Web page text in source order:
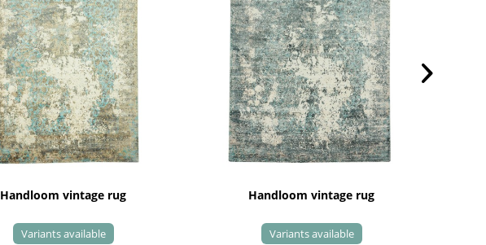
Handloom vintage rug
Variants available
Handloom vintage rug
Variants available